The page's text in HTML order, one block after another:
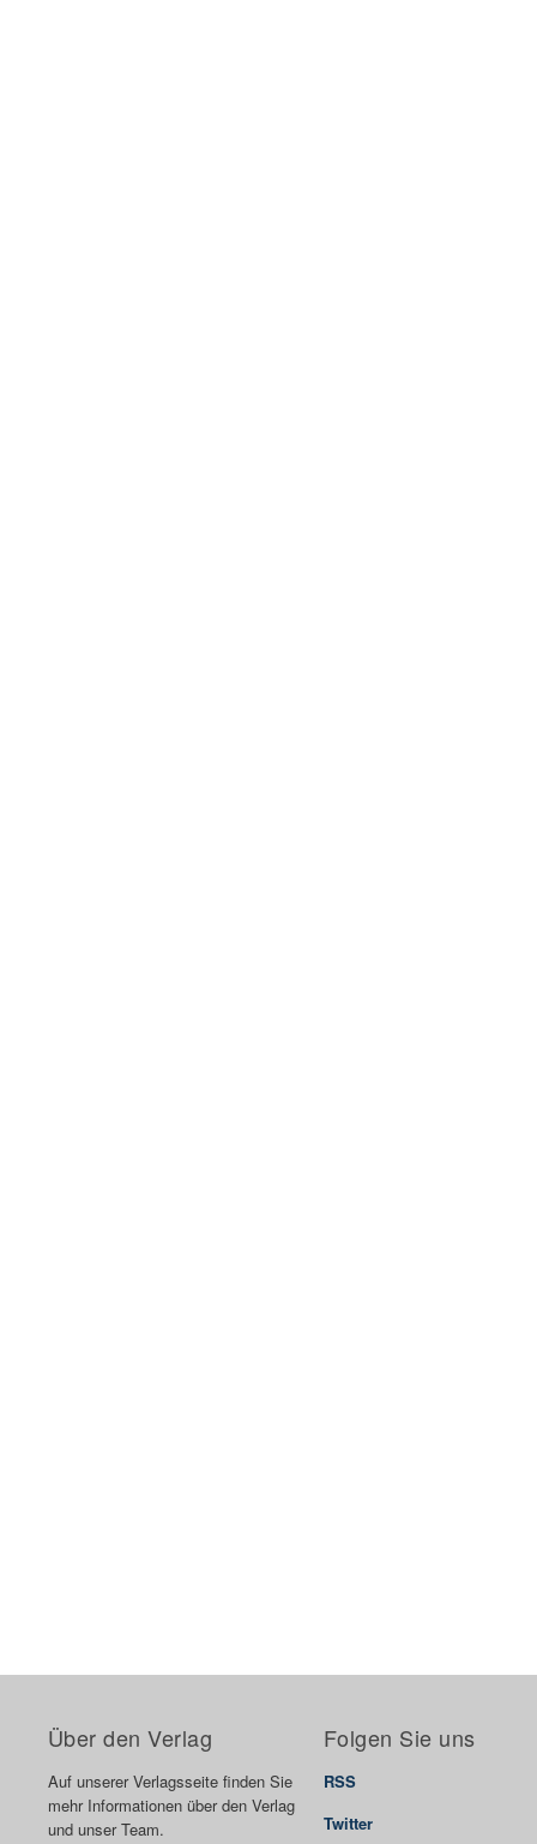
Über den Verlag
Auf unserer Verlagsseite finden Sie
mehr Informationen über den Verlag
und unser Team.
Folgen Sie uns
RSS
Twitter